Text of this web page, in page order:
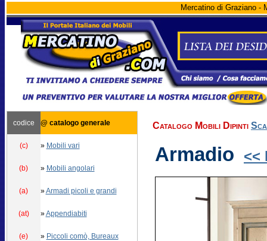
Mercatino di Graziano -
codice @ catalogo generale
(c) » Mobili vari
(b) » Mobili angolari
(a) »Armadi picoli e grandi
(at) »Appendiabiti
(e) » Piccoli comò, Bureaux
Catalogo Mobili Dipinti
Armadio <<